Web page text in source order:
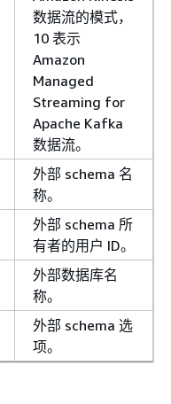
数据流的模式，
10 表示
Amazon
Managed
Streaming for
Apache Kafka
数据流。
外部 schema 名
称。
外部 schema 所
有者的用户 ID。
外部数据库名
称。
外部 schema 选
项。